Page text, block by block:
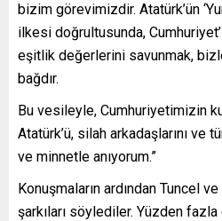
bizim görevimizdir. Atatürk’ün
ilkesi doğrultusunda,
eşitlik değerlerini savunmak,
bağdır.
Bu vesileyle, Cumhuriyetimizin
Atatürk’ü, silah arkadaşlarını ve
ve minnetle anıyorum.”
Konuşmaların ardından Tuncel
şarkıları söylediler. Yüzden fazla